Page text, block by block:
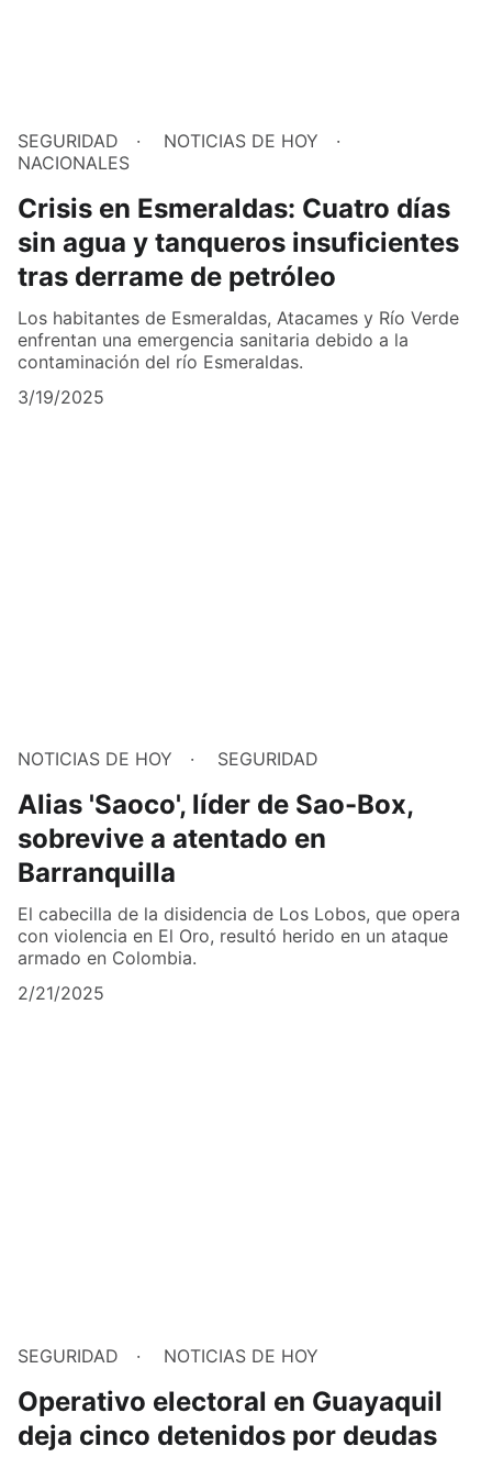
SEGURIDAD
NOTICIAS DE HOY
NACIONALES
Crisis en Esmeraldas: Cuatro días
sin agua y tanqueros insuficientes
tras derrame de petróleo
Los habitantes de Esmeraldas, Atacames y Río Verde
enfrentan una emergencia sanitaria debido a la
contaminación del río Esmeraldas.
3/19/2025
NOTICIAS DE HOY SEGURIDAD
Alias 'Saoco', líder de Sao-Box,
sobrevive a atentado en
Barranquilla
El cabecilla de la disidencia de Los Lobos, que opera
con violencia en El Oro, resultó herido en un ataque
armado en Colombia.
2/21/2025
SEGURIDAD NOTICIAS DE HOY
Operativo electoral en Guayaquil
deja cinco detenidos por deudas